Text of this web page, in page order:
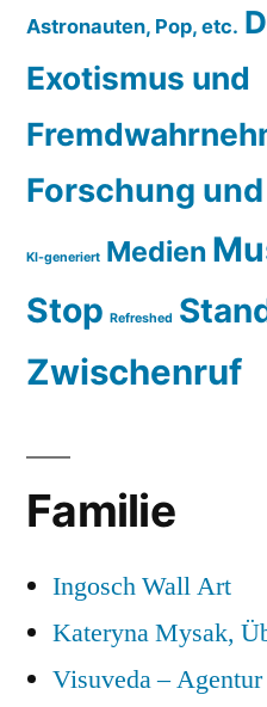
Astronauten, Pop, etc.
Exotismus und
Forschung
KI-generiert Medien
Stop Refreshed
Zwischenruf
Familie
Ingosch Wall Art
Kateryna Mysak,
Visuveda –